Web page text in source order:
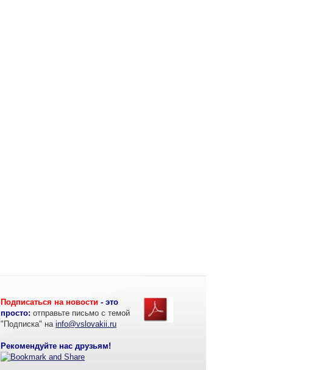
Подписаться на новости - это
просто: отправьте письмо с темой
"Подписка" на info@vslovakii.ru
Рекомендуйте нас друзьям!